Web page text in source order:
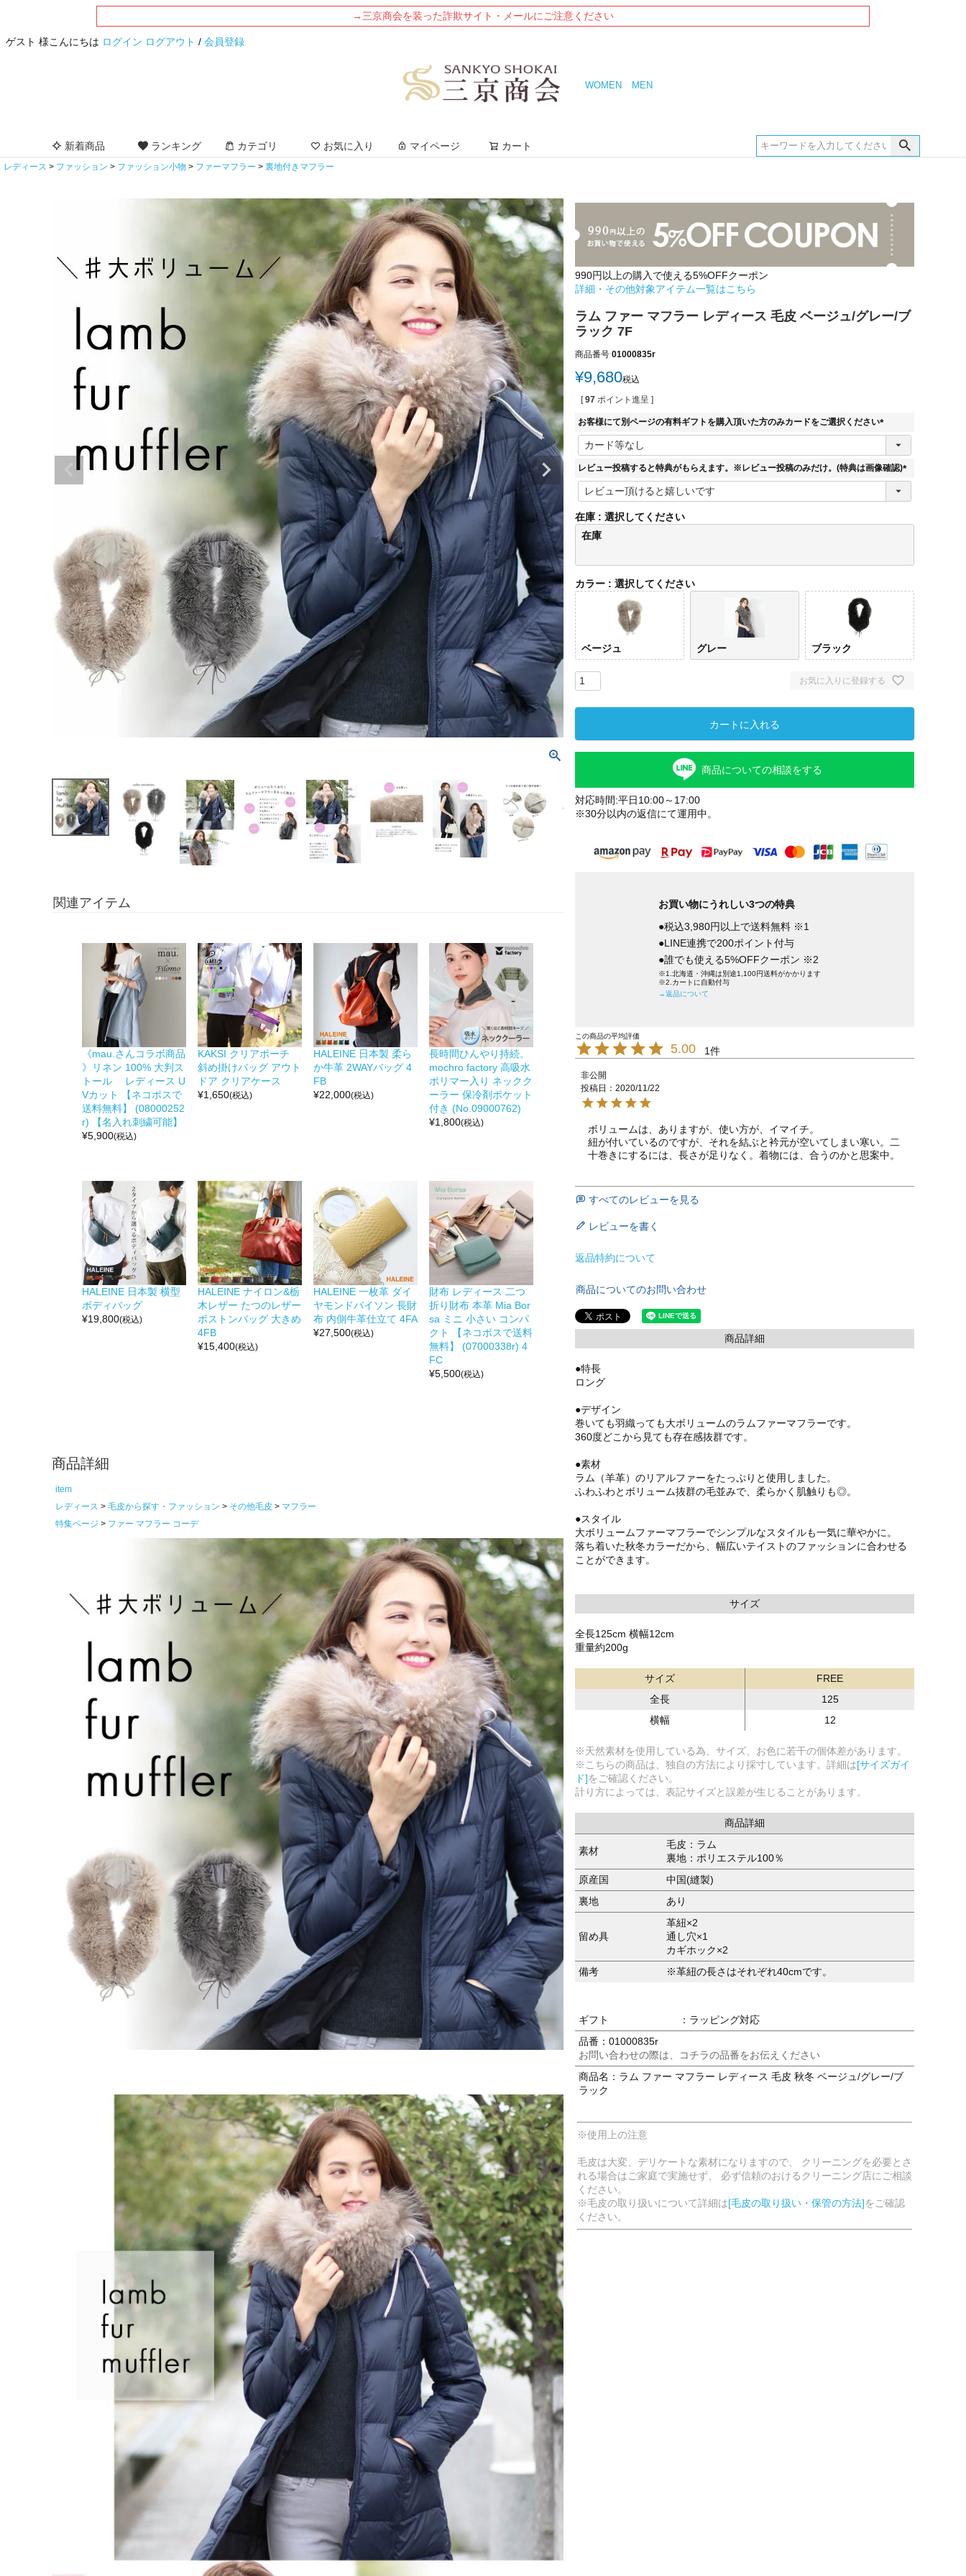
→三京商会を装った詐欺サイト・メールにご注意ください
ゲスト 様こんにちは ログイン ログアウト / 会員登録
WOMEN MEN
新着商品 ランキング カテゴリ お気に入り マイページ カート
レディース ファッション ファッション小物 ファーマフラー 裏地付きマフラー
グレー ブラック
関連アイテム
《mau.さんコラボ商品
》リネン 100% 大判ス
トール レディース U
Vカット 【ネコポスで
送料無料】 (08000252
r) 【名入れ刺繍可能】
¥5,900(税込)
KAKSI クリアポーチ
斜め掛けバッグ アウト
ドア クリアケース
¥1,650(税込)
HALEINE 日本製 柔ら
か牛革 2WAYバッグ 4
FB
¥22,000(税込)
長時間ひんやり持続。
mochro factory 高吸水
ポリマー入り ネックク
ーラー 保冷剤ポケット
付き (No.09000762)
¥1,800(税込)
HALEINE 日本製 横型
ボディバッグ
¥19,800(税込)
HALEINE ナイロン&栃
木レザー たつのレザー
ボストンバッグ 大きめ
4FB
¥15,400(税込)
HALEINE 一枚革 ダイ
ヤモンドパイソン 長財
布 内側牛革仕立て 4FA
¥27,500(税込)
財布 レディース 二つ
折り財布 本革 Mia Bor
sa ミニ 小さい コンパ
クト 【ネコポスで送料
無料】 (07000338r) 4
FC
¥5,500(税込)
商品詳細
item
レディース
毛皮から探す・ファッション その他毛皮
マフラー
特集ページ
ファー マフラー コーデ
990円以上の購入で使える5%OFFクーポン
詳細・その他対象アイテム一覧はこちら
ラム ファー マフラー レディース 毛皮 ベージュ/グレー/ブ
ラック 7F
商品番号 01000835r
¥9,680税込
[ 97 ポイント進呈 ]
お客様にて別ページの有料ギフトを購入頂いた方のみカードをご選択ください
(
須
レビュー投稿すると特典がもらえます。※レビュー投稿のみだけ。(特典は画像確認)
(
)
在庫
選択してください
在庫
カラー 選択してください
ベージュ グレー ブラック
お気に入りに登録する
カートに入れる
商品についての相談をする
対応時間:平日10:00～17:00
※30分以内の返信にて運用中。
お買い物にうれしい3つの特典
●税込3,980円以上で送料無料 ※1
●LINE連携で200ポイント付与
●誰でも使える5%OFFクーポン ※2
※1.北海道・沖縄は別途1,100円送料がかかります
※2.カートに自動付与
→返品について
5.00 1
非公開
投稿日
2020/11/22
ボリュームは、ありますが、使い方が、イマイチ。
紐が付いているのですが、それを結ぶと衿元が空いてしまい寒い。二
十巻きにするには、長さが足りなく。着物には、合うのかと思案中。
すべてのレビューを見る
レビューを書く
返品特約について
商品についてのお問い合わせ
商品詳細
●特長
ロング
●デザイン
巻いても羽織っても大ボリュームのラムファーマフラーです。
360度どこから見ても存在感抜群です。
●素材
ラム（羊革）のリアルファーをたっぷりと使用しました。
ふわふわとボリューム抜群の毛並みで、柔らかく肌触りも◎。
●スタイル
大ボリュームファーマフラーでシンプルなスタイルも一気に華やかに。
落ち着いた秋冬カラーだから、幅広いテイストのファッションに合わせる
ことができます。
サイズ
全長125cm 横幅12cm
重量約200g
サイズ
FREE
全長
125
横幅
12
※天然素材を使用している為、サイズ、お色に若干の個体差があります。
※こちらの商品は、独自の方法により採寸しています。詳細は[サイズガイ
ド]をご確認ください。
計り方によっては、表記サイズと誤差が生じることがあります。
商品詳細
素材
毛皮：ラム
裏地：ポリエステル100％
原産国
中国(縫製)
裏地
あり
留め具
革紐×2
通し穴×1
カギホック×2
備考
※革紐の長さはそれぞれ40cmです。
ギフト
：ラッピング対応
品番：01000835r
お問い合わせの際は、コチラの品番をお伝えください
商品名：ラム ファー マフラー レディース 毛皮 秋冬 ベージュ/グレー/ブ
ラック
※使用上の注意
毛皮は大変、デリケートな素材になりますので、 クリーニングを必要とさ
れる場合はご家庭で実施せず、 必ず信頼のおけるクリーニング店にご相談
ください。
※毛皮の取り扱いについて詳細は[毛皮の取り扱い・保管の方法]をご確認
ください。